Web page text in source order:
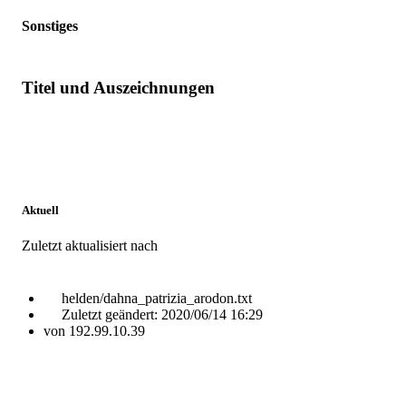
Sonstiges
Titel und Auszeichnungen
Aktuell
Zuletzt aktualisiert nach
helden/dahna_patrizia_arodon.txt
Zuletzt geändert: 2020/06/14 16:29
von 192.99.10.39